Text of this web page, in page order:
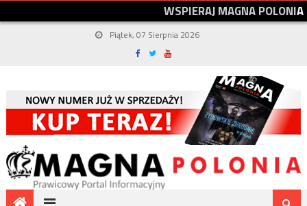
WSPIERAJMAGNAPOLONIA
Piątek, 07 Sierpnia 2026